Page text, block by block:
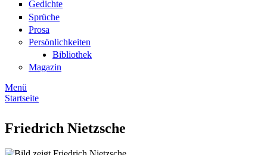
Gedichte
Sprüche
Prosa
Persönlichkeiten
Bibliothek
Magazin
Menü
Startseite
Friedrich Nietzsche